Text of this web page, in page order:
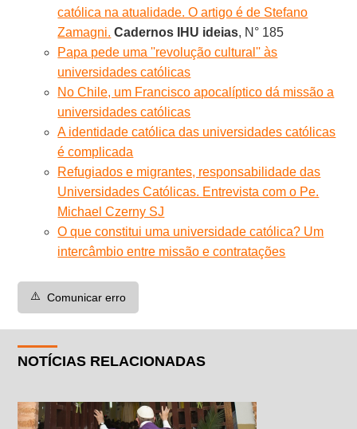
católica na atualidade. O artigo é de Stefano
Zamagni. Cadernos IHU ideias, N° 185
Papa pede uma ''revolução cultural'' às
universidades católicas
No Chile, um Francisco apocalíptico dá missão a
universidades católicas
A identidade católica das universidades católicas
é complicada
Refugiados e migrantes, responsabilidade das
Universidades Católicas. Entrevista com o Pe.
Michael Czerny SJ
O que constitui uma universidade católica? Um
intercâmbio entre missão e contratações
⚠️ Comunicar erro
NOTÍCIAS RELACIONADAS